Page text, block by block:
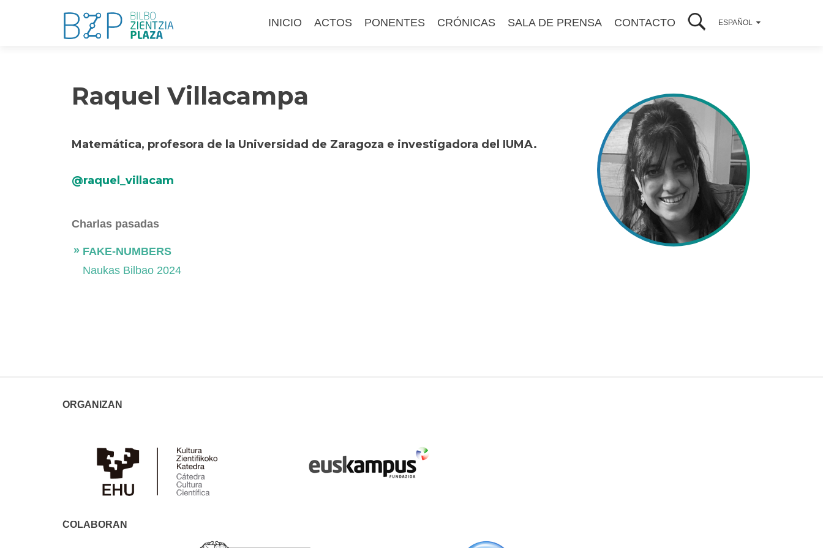
al
INICIO ACTOS PONENTES CRÓNICAS SALA DE PRENSA CONTACTO ESPAÑOL
Raquel Villacampa
Matemática, profesora de la Universidad de Zaragoza e investigadora del IUMA.
@raquel_villacam
Charlas pasadas
FAKE-NUMBERS
Naukas Bilbao 2024
ORGANIZAN
COLABORAN